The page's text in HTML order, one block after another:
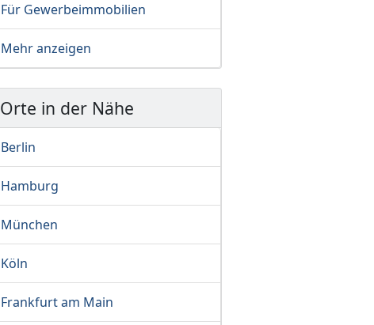
Für Gewerbeimmobilien
Mehr anzeigen
Orte in der Nähe
Berlin
Hamburg
München
Köln
Frankfurt am Main